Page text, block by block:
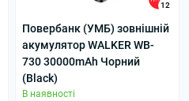
12
Повербанк (УМБ) зовнішній
акумулятор WALKER WB-
730 30000mAh Чорний
(Black)
В наявності